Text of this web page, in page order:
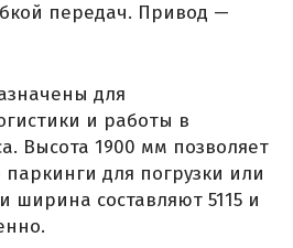
передач. Привод —
для
и работы в
Высота 1900 мм позволяет
для погрузки или
ширина составляют 5115 и